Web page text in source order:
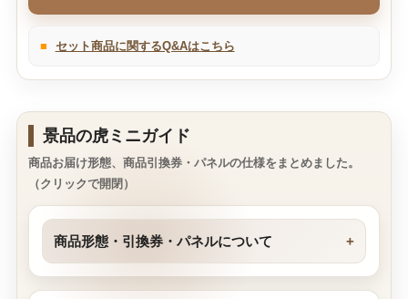
■ セット商品に関するQ&Aはこちら
景品の虎ミニガイド
商品お届け形態、商品引換券・パネルの仕様をまとめました。
（クリックで開閉）
商品形態・引換券・パネルについて